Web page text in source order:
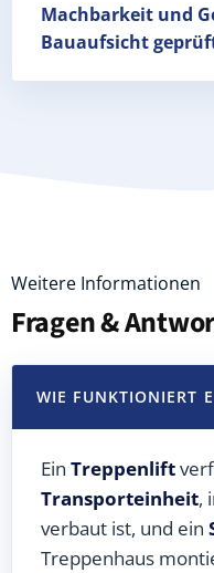
Machbarkeit und
Bauaufsicht
Weitere Informationen
Fragen &
WIE FUNKTIONIERT
Ein Treppenlift
Transporteinheit,
verbaut ist, und ein
Treppenhaus